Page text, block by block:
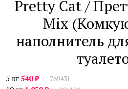
Pretty Cat /
Mix
наполнитель
5 кг 540₽ 769431